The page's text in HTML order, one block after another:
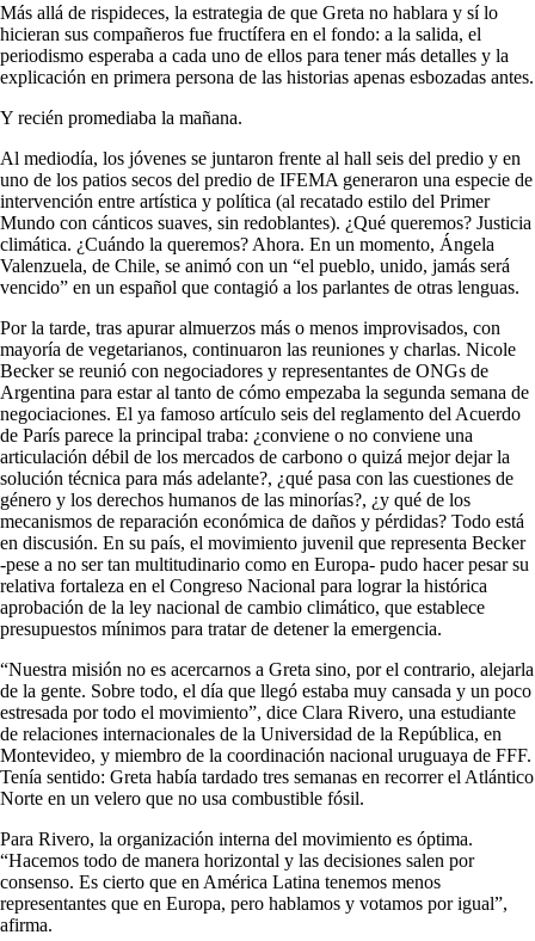
Más allá de rispideces, la estrategia de que Greta no hablara y sí lo
hicieran sus compañeros fue fructífera en el fondo: a la salida, el
periodismo esperaba a cada uno de ellos para tener más detalles y la
explicación en primera persona de las historias apenas esbozadas antes.
Y recién promediaba la mañana.
Al mediodía, los jóvenes se juntaron frente al hall seis del predio y en
uno de los patios secos del predio de IFEMA generaron una especie de
intervención entre artística y política (al recatado estilo del Primer
Mundo con cánticos suaves, sin redoblantes). ¿Qué queremos? Justicia
climática. ¿Cuándo la queremos? Ahora. En un momento, Ángela
Valenzuela, de Chile, se animó con un “el pueblo, unido, jamás será
vencido” en un español que contagió a los parlantes de otras lenguas.
Por la tarde, tras apurar almuerzos más o menos improvisados, con
mayoría de vegetarianos, continuaron las reuniones y charlas. Nicole
Becker se reunió con negociadores y representantes de ONGs de
Argentina para estar al tanto de cómo empezaba la segunda semana de
negociaciones. El ya famoso artículo seis del reglamento del Acuerdo
de París parece la principal traba: ¿conviene o no conviene una
articulación débil de los mercados de carbono o quizá mejor dejar la
solución técnica para más adelante?, ¿qué pasa con las cuestiones de
género y los derechos humanos de las minorías?, ¿y qué de los
mecanismos de reparación económica de daños y pérdidas? Todo está
en discusión. En su país, el movimiento juvenil que representa Becker
-pese a no ser tan multitudinario como en Europa- pudo hacer pesar su
relativa fortaleza en el Congreso Nacional para lograr la histórica
aprobación de la ley nacional de cambio climático, que establece
presupuestos mínimos para tratar de detener la emergencia.
“Nuestra misión no es acercarnos a Greta sino, por el contrario, alejarla
de la gente. Sobre todo, el día que llegó estaba muy cansada y un poco
estresada por todo el movimiento”, dice Clara Rivero, una estudiante
de relaciones internacionales de la Universidad de la República, en
Montevideo, y miembro de la coordinación nacional uruguaya de FFF.
Tenía sentido: Greta había tardado tres semanas en recorrer el Atlántico
Norte en un velero que no usa combustible fósil.
Para Rivero, la organización interna del movimiento es óptima.
“Hacemos todo de manera horizontal y las decisiones salen por
consenso. Es cierto que en América Latina tenemos menos
representantes que en Europa, pero hablamos y votamos por igual”,
afirma.